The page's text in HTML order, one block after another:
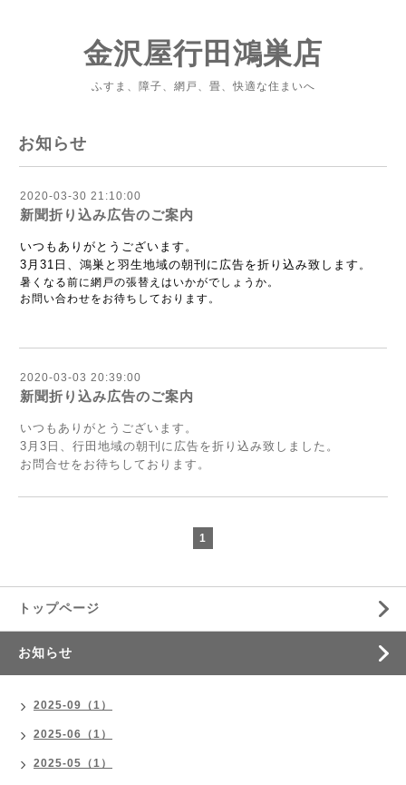
金沢屋行田鴻巣店
ふすま、障子、網戸、畳、快適な住まいへ
お知らせ
2020-03-30 21:10:00
新聞折り込み広告のご案内
いつもありがとうございます。
3月31日、鴻巣と羽生地域の朝刊に広告を折り込み致します 。
暑くなる前に網戸の張替えはいかがでしょうか。
お問い合わせをお待ちしております。
2020-03-03 20:39:00
新聞折り込み広告のご案内
いつもありがとうございます。
3月3日、行田地域の朝刊に広告を折り込み致しました。
お問合せをお待ちしております。
1
トップページ
お知らせ
2025-09（1）
2025-06（1）
2025-05（1）